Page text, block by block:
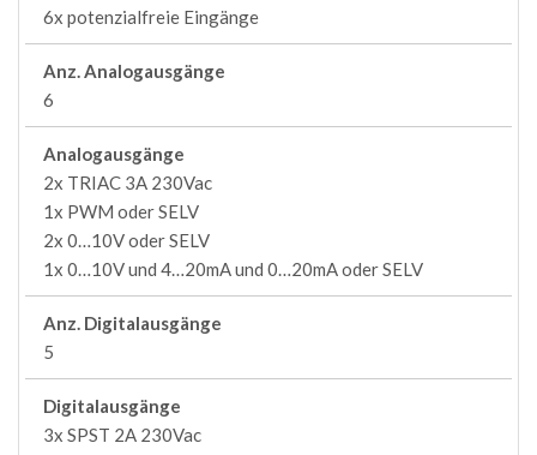
6x potenzialfreie Eingänge
Anz. Analogausgänge
6
Analogausgänge
2x TRIAC 3A 230Vac
1x PWM oder SELV
2x 0…10V oder SELV
1x 0…10V und 4…20mA und 0…20mA oder SELV
Anz. Digitalausgänge
5
Digitalausgänge
3x SPST 2A 230Vac